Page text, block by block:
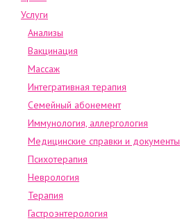
Услуги
Анализы
Вакцинация
Массаж
Интегративная терапия
Семейный абонемент
Иммунология, аллергология
Медицинские справки и документы
Психотерапия
Неврология
Терапия
Гастроэнтерология